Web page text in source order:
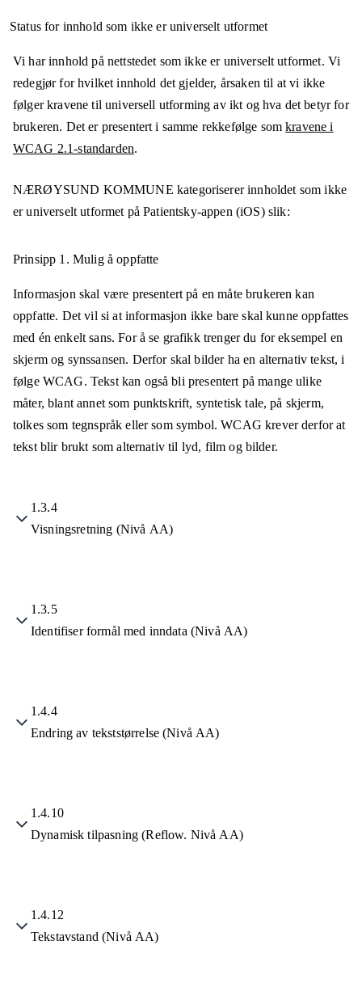
Status for innhold som ikke er universelt utformet
Vi har innhold på nettstedet som ikke er universelt utformet. Vi
redegjør for hvilket innhold det gjelder, årsaken til at vi ikke
følger kravene til universell utforming av ikt og hva det betyr for
brukeren. Det er presentert i samme rekkefølge somkravene i
WCAG 2.1-standarden.
NÆRØYSUND KOMMUNE kategoriserer innholdet som ikke
er universelt utformet påPatientsky-appen (iOS)slik:
Prinsipp 1. Mulig å oppfatte
Informasjon skal være presentert på en måte brukeren kan
oppfatte. Det vil si at informasjon ikke bare skal kunne oppfattes
med én enkelt sans. For å se grafikk trenger du for eksempel en
skjerm og synssansen. Derfor skal bilder ha en alternativ tekst, i
følge WCAG. Tekst kan også bli presentert på mange ulike
måter, blant annet som punktskrift, syntetisk tale, på skjerm,
tolkes som tegnspråk eller som symbol. WCAG krever derfor at
tekst blir brukt som alternativ til lyd, film og bilder.
1.3.4
Visningsretning (Nivå AA)
1.3.5
Identifiser formål med inndata (Nivå AA)
1.4.4
Endring av tekststørrelse (Nivå AA)
1.4.10
Dynamisk tilpasning (Reflow. Nivå AA)
1.4.12
Tekstavstand (Nivå AA)